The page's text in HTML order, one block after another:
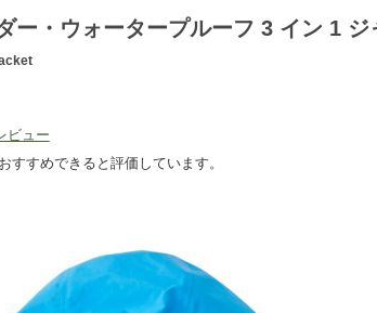
ー・ウォータープルーフ 3 イン 1 ジ
ビュー
すすめできると評価しています。